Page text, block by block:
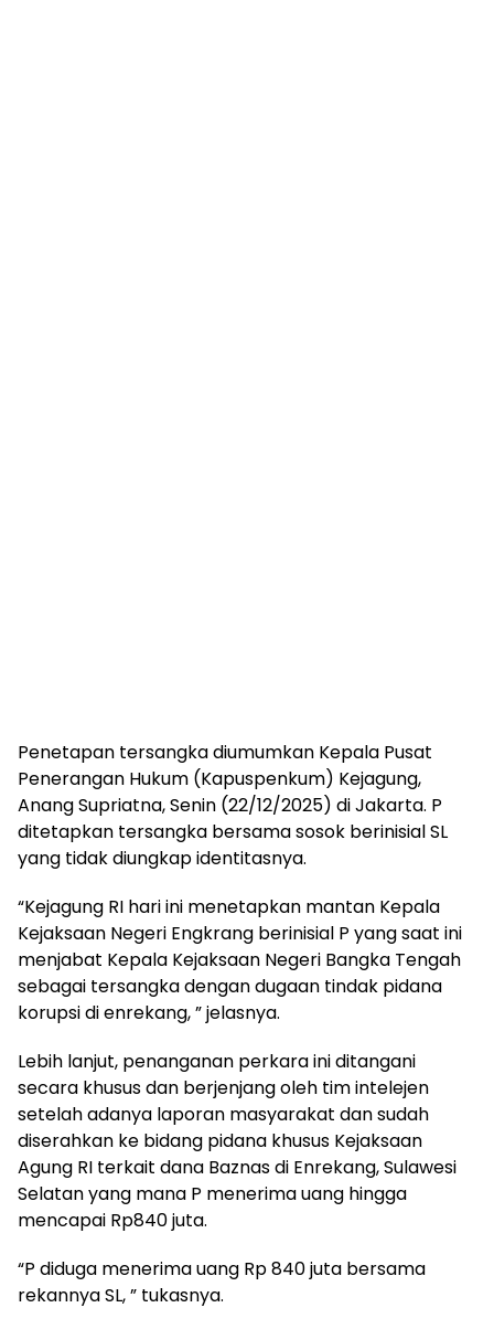
Penetapan tersangka diumumkan Kepala Pusat
Penerangan Hukum (Kapuspenkum) Kejagung,
Anang Supriatna, Senin (22/12/2025) di Jakarta. P
ditetapkan tersangka bersama sosok berinisial SL
yang tidak diungkap identitasnya.
“Kejagung RI hari ini menetapkan mantan Kepala
Kejaksaan Negeri Engkrang berinisial P yang saat ini
menjabat Kepala Kejaksaan Negeri Bangka Tengah
sebagai tersangka dengan dugaan tindak pidana
korupsi di enrekang, ” jelasnya.
Lebih lanjut, penanganan perkara ini ditangani
secara khusus dan berjenjang oleh tim intelejen
setelah adanya laporan masyarakat dan sudah
diserahkan ke bidang pidana khusus Kejaksaan
Agung RI terkait dana Baznas di Enrekang, Sulawesi
Selatan yang mana P menerima uang hingga
mencapai Rp840 juta.
“P diduga menerima uang Rp 840 juta bersama
rekannya SL, ” tukasnya.